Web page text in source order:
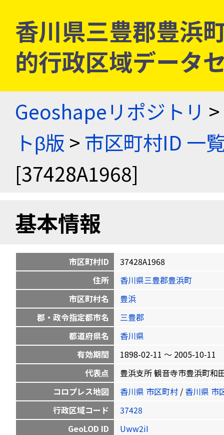
香川県三豊郡豊浜
的行政区域データ
Geoshapeリポジトリ >
トβ版 > 市区町村ID 一
[37428A1968]
基本情報
市区町村ID
37428A1968
住所
香川県三豊郡豊浜町
市区町村名
豊浜
郡・政令指定都市名
三豊郡
都道府県名
香川県
有効期間
1898-02-11 〜 2005-10-11
代表点
豊浜支所 観音寺市豊浜町和
コロプレス地図
香川県 市区町村 / 香川県 市
行政区域コード
37428
GeoLOD ID
Uww2iI